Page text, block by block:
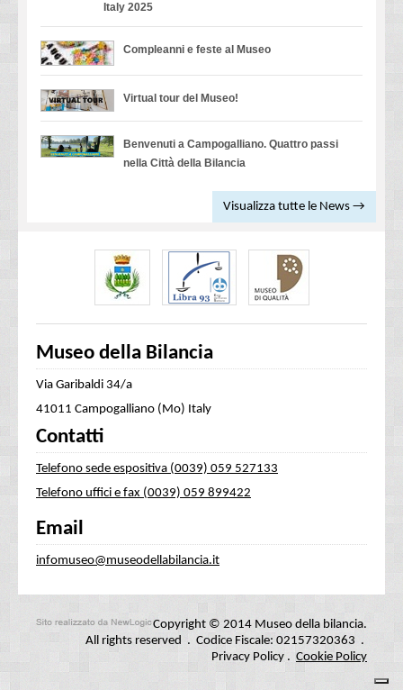
Italy 2025
Compleanni e feste al Museo
Virtual tour del Museo!
Benvenuti a Campogalliano. Quattro passi
nella Città della Bilancia
Visualizza tutte le News →
Museo della Bilancia
Via Garibaldi 34/a
41011 Campogalliano (Mo) Italy
Contatti
Telefono sede espositiva (0039) 059 527133
Telefono uffici e fax (0039) 059 899422
Email
infomuseo@museodellabilancia.it
Copyright © 2014 Museo della bilancia.
All rights reserved . Codice Fiscale: 02157320363 .
Privacy Policy . Cookie Policy